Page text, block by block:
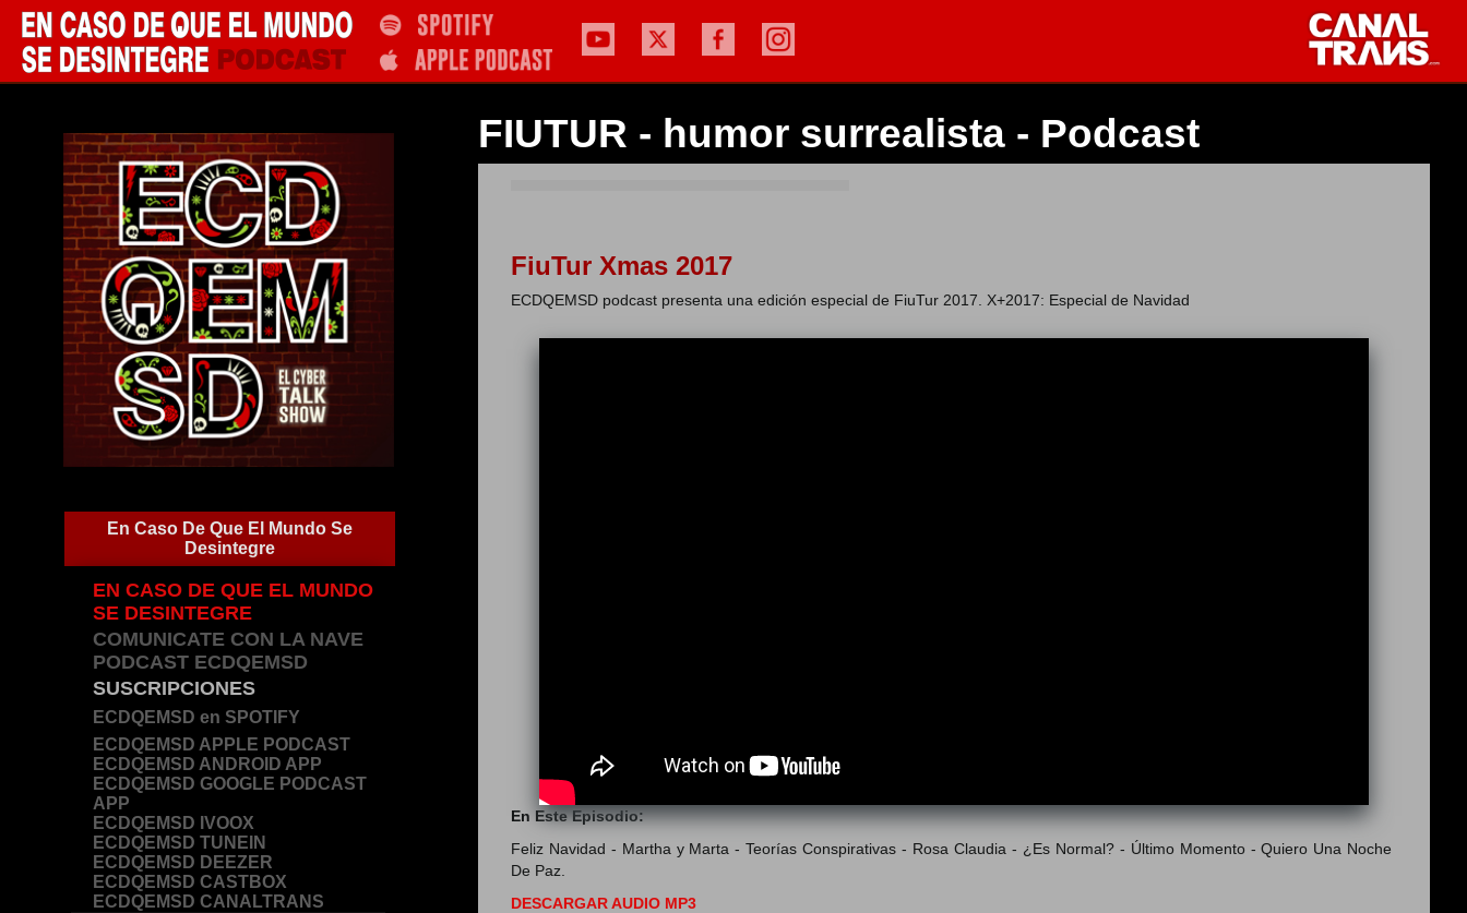
FIUTUR - humor surrealista - Podcast
FiuTur Xmas 2017
ECDQEMSD podcast presenta una edición especial de FiuTur 2017. X+2017: Especial de Navidad
En Este Episodio:
Feliz Navidad - Martha y Marta - Teorías Conspirativas - Rosa Claudia - ¿Es Normal? - Último Momento - Quiero Una Noche
De Paz.
DESCARGAR AUDIO MP3
En Caso De Que El Mundo Se
Desintegre
EN CASO DE QUE EL MUNDO
SE DESINTEGRE
COMUNICATE CON LA NAVE
PODCAST ECDQEMSD
SUSCRIPCIONES
ECDQEMSD en SPOTIFY
ECDQEMSD APPLE PODCAST
ECDQEMSD ANDROID APP
ECDQEMSD GOOGLE PODCAST
APP
ECDQEMSD IVOOX
ECDQEMSD TUNEIN
ECDQEMSD DEEZER
ECDQEMSD CASTBOX
ECDQEMSD CANALTRANS